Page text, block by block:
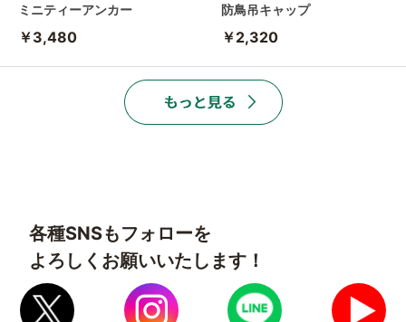
ミニティーアンカー
￥3,480
防鳥吊キャップ
￥2,320
各種SNSもフォローを
よろしくお願いいたします！